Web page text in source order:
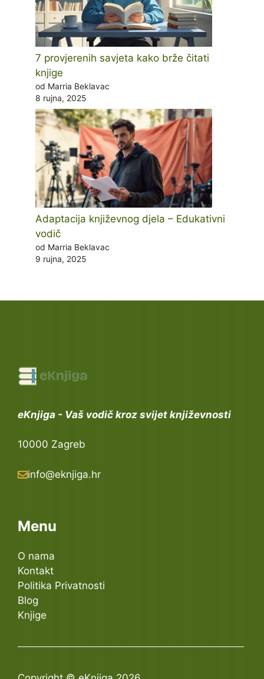
7 provjerenih savjeta kako brže čitati
knjige
od Marria Beklavac
8 rujna, 2025
Adaptacija književnog djela – Edukativni
vodič
od Marria Beklavac
9 rujna, 2025
eKnjiga - Vaš vodič kroz svijet književnosti
10000 Zagreb
info@eknjiga.hr
Menu
O nama
Kontakt
Politika Privatnosti
Blog
Knjige